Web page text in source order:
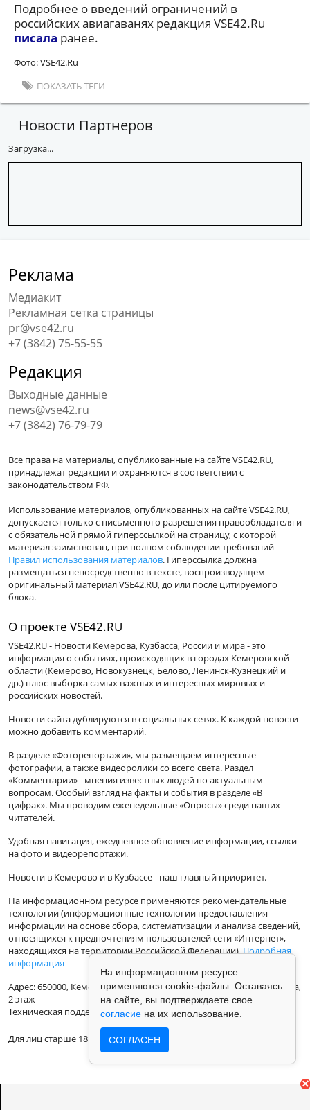
Подробнее о введений ограничений в
российских авиагаванях редакция VSE42.Ru
писала ранее.
Фото: VSE42.Ru
ПОКАЗАТЬ ТЕГИ
Новости Партнеров
Загрузка...
Реклама
Медиакит
Рекламная сетка страницы
pr@vse42.ru
+7 (3842) 75-55-55
Редакция
Выходные данные
news@vse42.ru
+7 (3842) 76-79-79
Все права на материалы, опубликованные на сайте VSE42.RU,
принадлежат редакции и охраняются в соответствии с
законодательством РФ.
Использование материалов, опубликованных на сайте VSE42.RU,
допускается только с письменного разрешения правообладателя и
с обязательной прямой гиперссылкой на страницу, с которой
материал заимствован, при полном соблюдении требований
Правил использования материалов. Гиперссылка должна
размещаться непосредственно в тексте, воспроизводящем
оригинальный материал VSE42.RU, до или после цитируемого
блока.
О проекте VSE42.RU
VSE42.RU - Новости Кемерова, Кузбасса, России и мира - это
информация о событиях, происходящих в городах Кемеровской
области (Кемерово, Новокузнецк, Белово, Ленинск-Кузнецкий и
др.) плюс выборка самых важных и интересных мировых и
российских новостей.
Новости сайта дублируются в социальных сетях. К каждой новости
можно добавить комментарий.
В разделе «Фоторепортажи», мы размещаем интересные
фотографии, а также видеоролики со всего света. Раздел
«Комментарии» - мнения известных людей по актуальным
вопросам. Особый взгляд на факты и события в разделе «В
цифрах». Мы проводим еженедельные «Опросы» среди наших
читателей.
Удобная навигация, ежедневное обновление информации, ссылки
на фото и видеорепортажи.
Новости в Кемерово и в Кузбассе - наш главный приоритет.
На информационном ресурсе применяются рекомендательные
технологии (информационные технологии предоставления
информации на основе сбора, систематизации и анализа сведений,
относящихся к предпочтениям пользователей сети «Интернет»,
находящихся на территории Российской Федерации).Подробная
информация
Адрес: 650000, Кемеровская Область, г.Кемерово, ул.Кузбасская 33а,
2 этаж
Техническая поддержка: support@vse42.ru
Для лиц старше 18 лет.
На информационном ресурсе
применяются cookie-файлы. Оставаясь
на сайте, вы подтверждаете свое
согласие на их использование.
СОГЛАСЕН